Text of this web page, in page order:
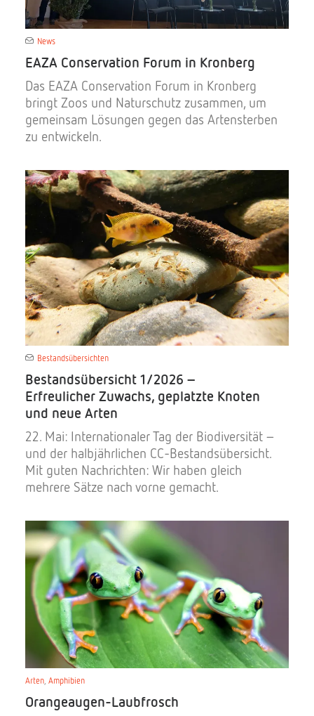
News
EAZA Conservation Forum in Kronberg
Das EAZA Conservation Forum in Kronberg
bringt Zoos und Naturschutz zusammen, um
gemeinsam Lösungen gegen das Artensterben
zu entwickeln.
Bestandsübersichten
Bestandsübersicht 1/2026 –
Erfreulicher Zuwachs, geplatzte Knoten
und neue Arten
22. Mai: Internationaler Tag der Biodiversität –
und der halbjährlichen CC-Bestandsübersicht.
Mit guten Nachrichten: Wir haben gleich
mehrere Sätze nach vorne gemacht.
Arten, Amphibien
Orangeaugen-Laubfrosch